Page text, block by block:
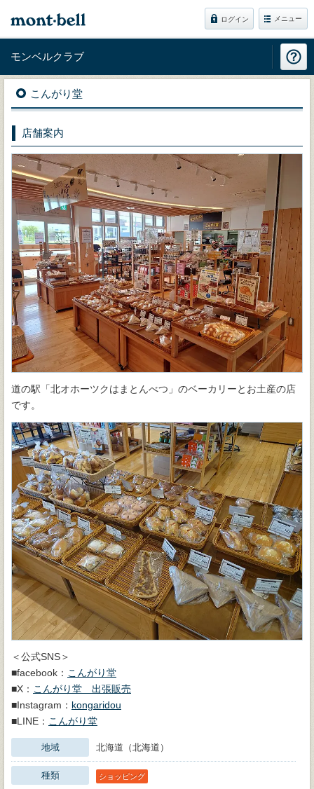
ログイン メニュー
モンベルクラブ
こんがり堂
店舗案内
道の駅「北オホーツクはまとんべつ」のベーカリーとお土産の店
です。
＜公式SNS＞
■facebook： こんがり堂
■X： こんがり堂 出張販売
■Instagram： kongaridou
■LINE： こんがり堂
地域 北海道（北海道）
種類 ショッピング